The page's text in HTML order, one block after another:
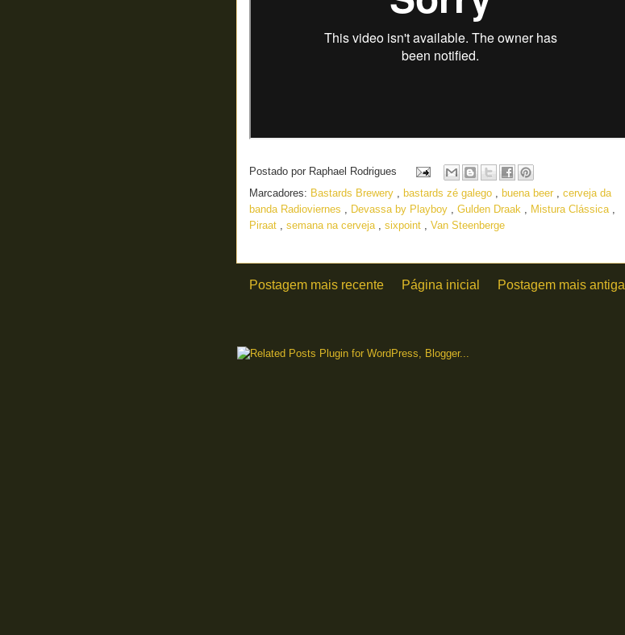
Postado por Raphael Rodrigues
Marcadores: Bastards Brewery , bastards zé galego , buena beer , cerveja da
banda Radioviernes , Devassa by Playboy , Gulden Draak , Mistura Clássica ,
Piraat , semana na cerveja , sixpoint , Van Steenberge
Postagem mais recente Postagem mais antiga
Página inicial